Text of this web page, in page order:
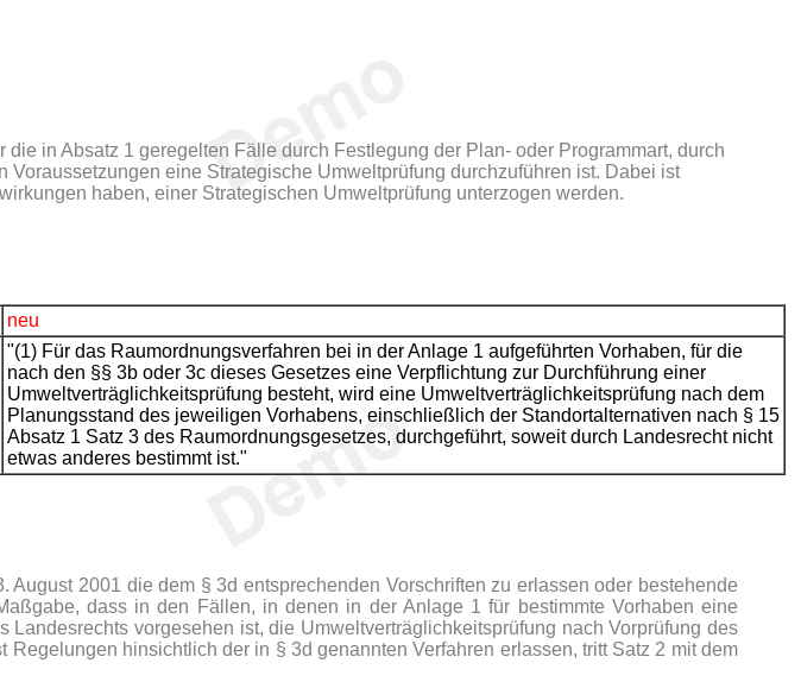
in Absatz 1 geregelten Fälle durch Festlegung der Plan- oder Programmart, durch
eine Strategische Umweltprüfung durchzuführen ist. Dabei ist
haben, einer Strategischen Umweltprüfung unterzogen werden.
neu
"(1) Für das Raumordnungsverfahren bei in der Anlage 1 aufgeführten Vorhaben, für die
nach den §§ 3b oder 3c dieses Gesetzes eine Verpflichtung zur Durchführung einer
Umweltverträglichkeitsprüfung besteht, wird eine Umweltverträglichkeitsprüfung nach dem
Planungsstand des jeweiligen Vorhabens, einschließlich der Standortalternativen nach § 15
Absatz 1 Satz 3 des Raumordnungsgesetzes, durchgeführt, soweit durch Landesrecht nicht
etwas anderes bestimmt ist."
2001 die dem § 3d entsprechenden Vorschriften zu erlassen oder bestehende
dass in den Fällen, in denen in der Anlage 1 für bestimmte Vorhaben eine
vorgesehen ist, die Umweltverträglichkeitsprüfung nach Vorprüfung des
hinsichtlich der in § 3d genannten Verfahren erlassen, tritt Satz 2 mit dem